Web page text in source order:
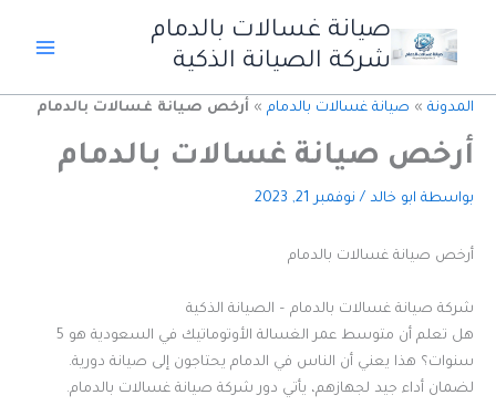
المحتوى
صيانة غسالات بالدمام
شركة الصيانة الذكية
المدونة » صيانة غسالات بالدمام » أرخص صيانة غسالات بالدمام
أرخص صيانة غسالات بالدمام
بواسطة ابو خالد / نوفمبر 21, 2023
أرخص صيانة غسالات بالدمام
شركة صيانة غسالات بالدمام – الصيانة الذكية
هل تعلم أن متوسط عمر الغسالة الأوتوماتيك في السعودية هو 5
سنوات؟ هذا يعني أن الناس في الدمام يحتاجون إلى صيانة دورية.
لضمان أداء جيد لجهازهم، يأتي دور شركة صيانة غسالات بالدمام.